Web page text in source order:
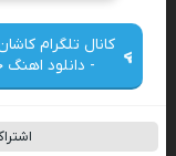
کانال تلگرام
- دانلود اهنگ